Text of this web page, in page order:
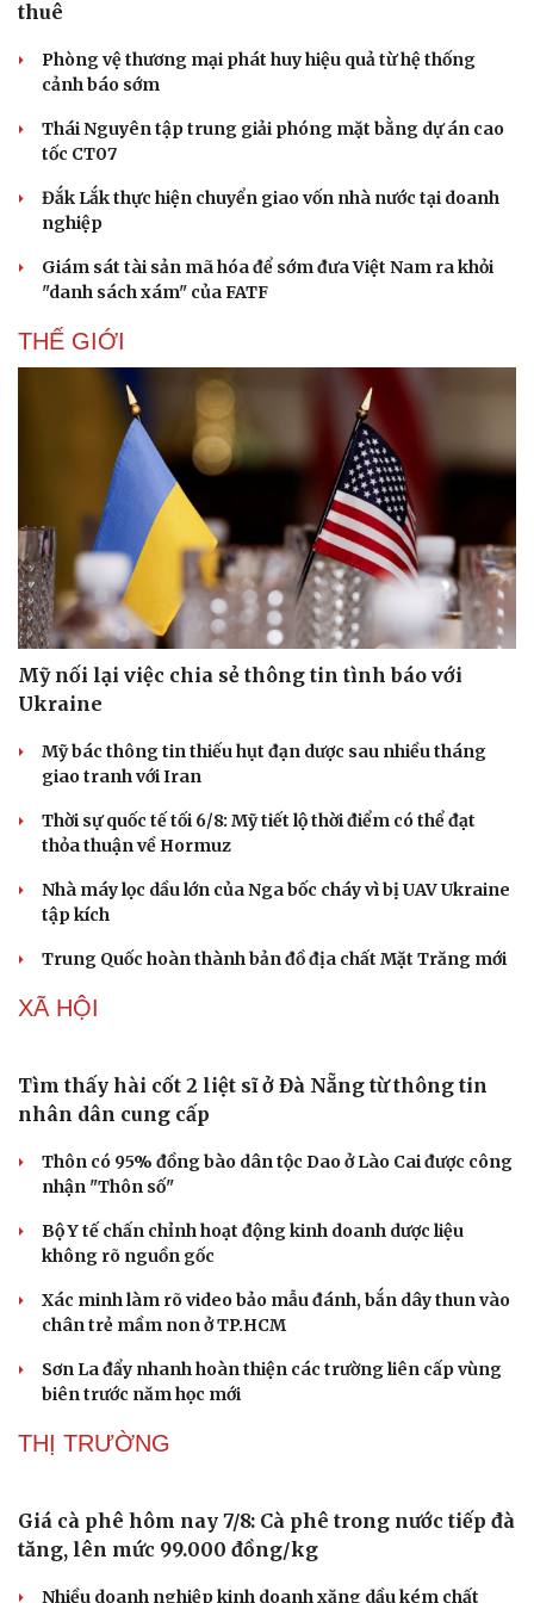
Thông tin doanh nghiệp
Doanh nghiệp 24h
Doanh nhân
Vì cộng đồng
Sành điệu
Trải nghiệm
Dinh dưỡng - món ngon
Cây thuốc
Sản phụ khoa
Nhi khoa
Nhà đẹp
Blog
Tình yêu - Gia đình
Ninh Bình đầu tư 502 tỷ đồng xây chung cư cho
thuê
Phòng vệ thương mại phát huy hiệu quả từ hệ thống
cảnh báo sớm
Thái Nguyên tập trung giải phóng mặt bằng dự án cao
tốc CT07
Đắk Lắk thực hiện chuyển giao vốn nhà nước tại doanh
nghiệp
Giám sát tài sản mã hóa để sớm đưa Việt Nam ra khỏi
"danh sách xám" của FATF
THẾ GIỚI
Mỹ nối lại việc chia sẻ thông tin tình báo với
Ukraine
Mỹ bác thông tin thiếu hụt đạn dược sau nhiều tháng
giao tranh với Iran
Thời sự quốc tế tối 6/8: Mỹ tiết lộ thời điểm có thể đạt
Trung Quốc hoàn thành bản đồ địa chất Mặt Trăng mới
XÃ HỘI
nhân dân cung cấp
Thôn có 95% đồng bào dân tộc Dao ở Lào Cai được công
nhận "Thôn số"